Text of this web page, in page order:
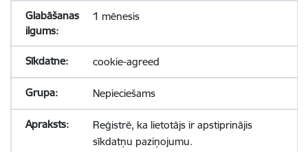
1 mēnesis
cookie-agreed
Nepieciešams
Reģistrē, ka lietotājs ir apstiprinājis
sīkdatņu paziņojumu.